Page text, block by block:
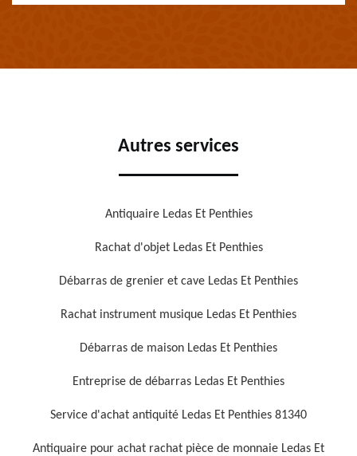
Autres services
Antiquaire Ledas Et Penthies
Rachat d'objet Ledas Et Penthies
Débarras de grenier et cave Ledas Et Penthies
Rachat instrument musique Ledas Et Penthies
Débarras de maison Ledas Et Penthies
Entreprise de débarras Ledas Et Penthies
Service d'achat antiquité Ledas Et Penthies 81340
Antiquaire pour achat rachat pièce de monnaie Ledas Et